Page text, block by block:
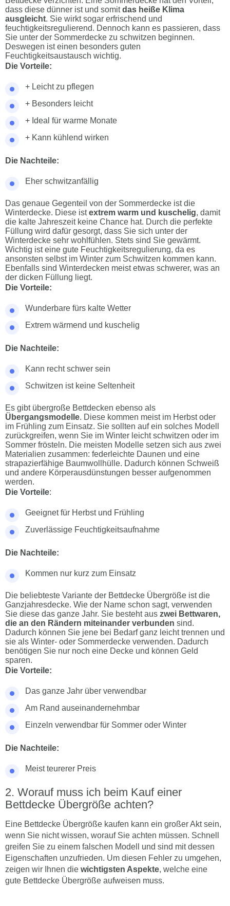
dass diese dünner ist und somitdas heiße Klima
ausgleicht. Sie wirkt sogar erfrischend und
feuchtigkeitsregulierend. Dennoch kann es passieren, dass
Sie unter der Sommerdecke zu schwitzen beginnen.
Deswegen ist einen besonders guten
Feuchtigkeitsaustausch wichtig.
Die Vorteile:
+ Leicht zu pflegen
+ Besonders leicht
+ Ideal für warme Monate
+ Kann kühlend wirken
Die Nachteile:
Eher schwitzanfällig
Das genaue Gegenteil von der Sommerdecke ist die
Winterdecke. Diese istextrem warm und kuschelig, damit
die kalte Jahreszeit keine Chance hat. Durch die perfekte
Füllung wird dafür gesorgt, dass Sie sich unter der
Winterdecke sehr wohlfühlen. Stets sind Sie gewärmt.
Wichtig ist eine gute Feuchtigkeitsregulierung, da es
ansonsten selbst im Winter zum Schwitzen kommen kann.
Ebenfalls sind Winterdecken meist etwas schwerer, was an
der dicken Füllung liegt.
Die Vorteile:
Wunderbare fürs kalte Wetter
Extrem wärmend und kuschelig
Die Nachteile:
Kann recht schwer sein
Schwitzen ist keine Seltenheit
Es gibt übergroße Bettdecken ebenso als
Übergangsmodelle. Diese kommen meist im Herbst oder
im Frühling zum Einsatz. Sie sollten auf ein solches Modell
zurückgreifen, wenn Sie im Winter leicht schwitzen oder im
Sommer frösteln. Die meisten Modelle setzen sich aus zwei
Materialien zusammen: federleichte Daunen und eine
strapazierfähige Baumwollhülle. Dadurch können Schweiß
und andere Körperausdünstungen besser aufgenommen
werden.
Die Vorteile:
Geeignet für Herbst und Frühling
Zuverlässige Feuchtigkeitsaufnahme
Die Nachteile:
Kommen nur kurz zum Einsatz
Die beliebteste Variante der Bettdecke Übergröße ist die
Ganzjahresdecke. Wie der Name schon sagt, verwenden
Sie diese das ganze Jahr. Sie besteht aus zwei Bettwaren,
die an den Rändern miteinander verbunden sind.
Dadurch können Sie jene bei Bedarf ganz leicht trennen und
sie als Winter- oder Sommerdecke verwenden. Dadurch
benötigen Sie nur noch eine Decke und können Geld
sparen.
Die Vorteile:
Das ganze Jahr über verwendbar
Am Rand auseinandernehmbar
Einzeln verwendbar für Sommer oder Winter
Die Nachteile:
Meist teurerer Preis
Worauf muss ich beim Kauf einer
Bettdecke Übergröße achten?
Eine Bettdecke Übergröße kaufen kann ein großer Akt sein,
wenn Sie nicht wissen, worauf Sie achten müssen. Schnell
greifen Sie zu einem falschen Modell und sind mit dessen
Eigenschaften unzufrieden. Um diesen Fehler zu umgehen,
zeigen wir Ihnen die wichtigsten Aspekte, welche eine
gute Bettdecke Übergröße aufweisen muss.